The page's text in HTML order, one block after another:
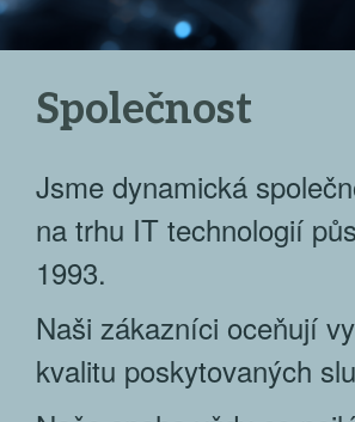
Společnost
Jsme dynamická
na trhu IT technologií
1993.
Naši zákazníci oceňují
kvalitu poskytovaných